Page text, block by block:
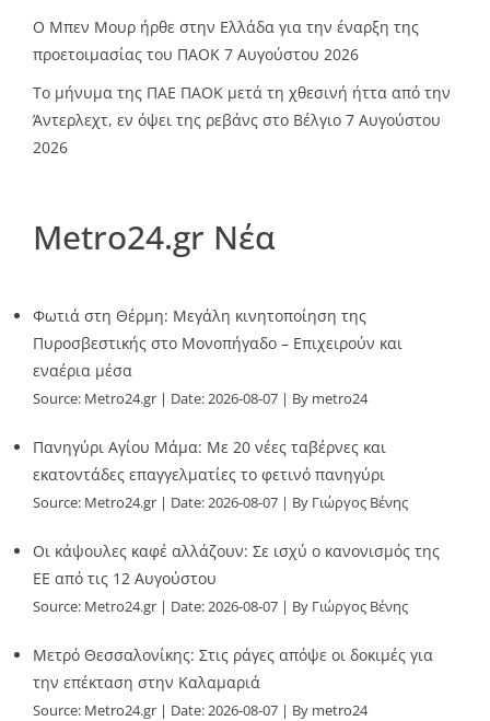
O Mπεν Μουρ ήρθε στην Ελλάδα για την έναρξη της
προετοιμασίας του ΠΑΟΚ 7 Αυγούστου 2026
Το μήνυμα της ΠΑΕ ΠΑΟΚ μετά τη χθεσινή ήττα από την
Άντερλεχτ, εν όψει της ρεβάνς στο Βέλγιο 7 Αυγούστου
2026
Metro24.gr Νέα
Φωτιά στη Θέρμη: Μεγάλη κινητοποίηση της
Πυροσβεστικής στο Μονοπήγαδο – Επιχειρούν και
εναέρια μέσα
Source: Metro24.gr Date: 2026-08-07 By metro24
Πανηγύρι Αγίου Μάμα: Με 20 νέες ταβέρνες και
εκατοντάδες επαγγελματίες το φετινό πανηγύρι
Source: Metro24.gr Date: 2026-08-07 By Γιώργος Βένης
Οι κάψουλες καφέ αλλάζουν: Σε ισχύ ο κανονισμός της
ΕΕ από τις 12 Αυγούστου
Source: Metro24.gr Date: 2026-08-07 By Γιώργος Βένης
Μετρό Θεσσαλονίκης: Στις ράγες απόψε οι δοκιμές για
την επέκταση στην Καλαμαριά
Source: Metro24.gr Date: 2026-08-07 By metro24